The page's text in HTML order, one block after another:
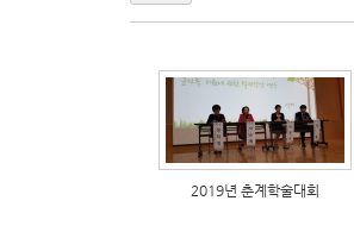
2019년 춘계학술대회